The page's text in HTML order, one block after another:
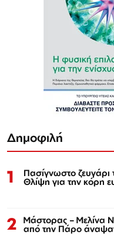
Δημοφιλή
1 Πασίγνωστο
Θλίψη για την κόρη
2 Μάστορας – Μελίνα
από την Πάρο